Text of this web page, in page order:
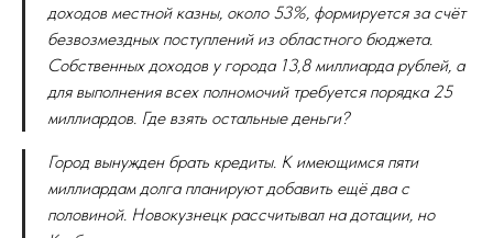
доходов местной казны, около 53%, формируется за счёт
безвозмездных поступлений из областного бюджета.
Собственных доходов у города 13,8 миллиарда рублей, а
для выполнения всех полномочий требуется порядка 25
миллиардов. Где взять остальные деньги?
Город вынужден брать кредиты. К имеющимся пяти
миллиардам долга планируют добавить ещё два с
половиной. Новокузнецк рассчитывал на дотации, но